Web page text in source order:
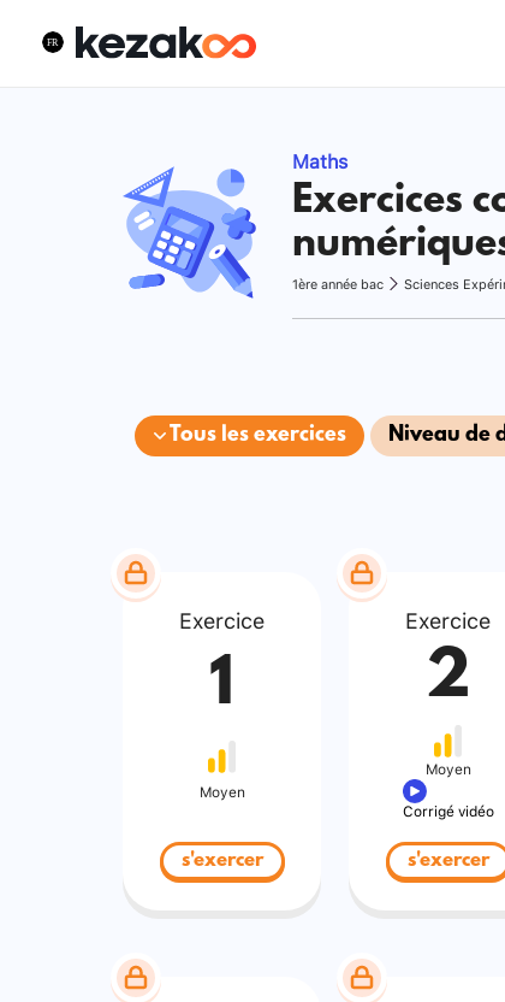
Maths
Exercices
1ère année bac Sciences
Tous les exercices Niveau de
Exercice
1
Moyen
s'exercer
Exercice
2
Moyen
Corrigé vidéo
s'exercer